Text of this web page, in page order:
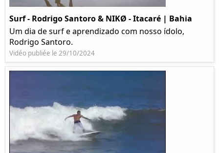
Surf - Rodrigo Santoro & NIKØ - Itacaré | Bahia
Um dia de surf e aprendizado com nosso ídolo,
Rodrigo Santoro.
Vidéo publiée le 29/10/2024